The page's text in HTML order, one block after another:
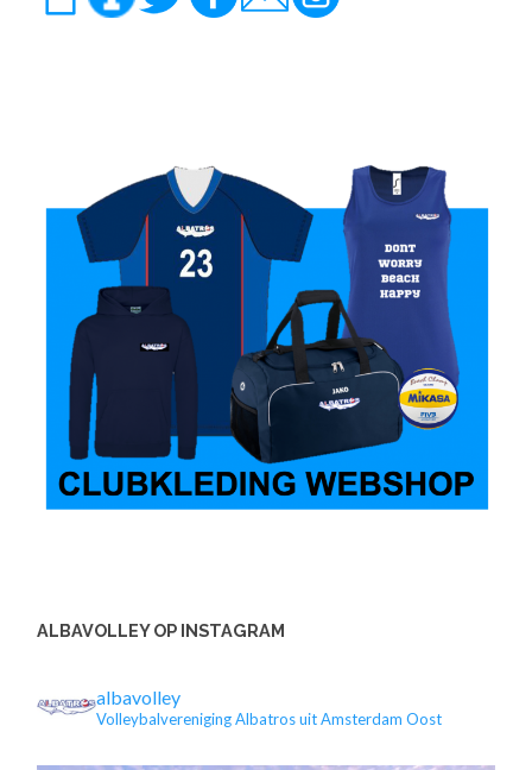
ALBAVOLLEY OP INSTAGRAM
albavolley
Volleybalvereniging Albatros uit Amsterdam Oost